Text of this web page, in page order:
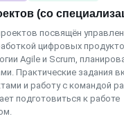
(со
посвящён
цифровых
Agile и Scrum,
Практические задания
и работу с командой
подготовиться к работе